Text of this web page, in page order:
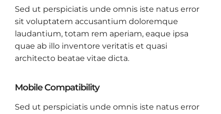
Sed ut perspiciatis unde omnis iste natus error
sit voluptatem accusantium doloremque
laudantium, totam rem aperiam, eaque ipsa
quae ab illo inventore veritatis et quasi
architecto beatae vitae dicta.
Mobile Compatibility
Sed ut perspiciatis unde omnis iste natus error